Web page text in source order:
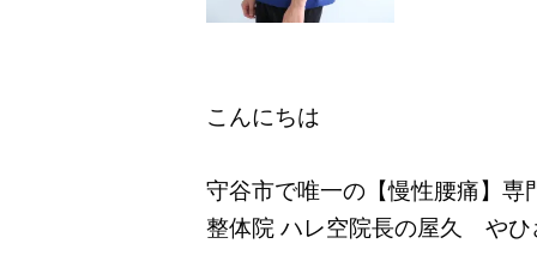
こんにちは
守谷市で唯一の【慢性腰痛】専
整体院 ハレ空院長の屋久 やひ